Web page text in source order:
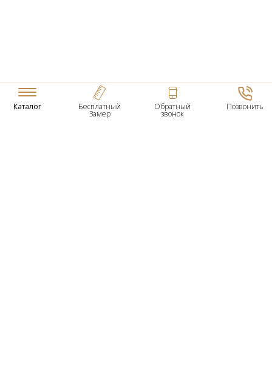
Каталог Бесплатный
Замер
Обратный
звонок
Позвонить